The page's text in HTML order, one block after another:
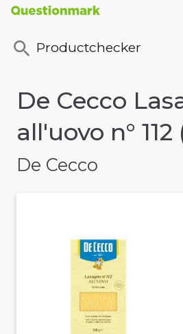
Productchecker
De Cecco
all'uovo n°
De Cecco